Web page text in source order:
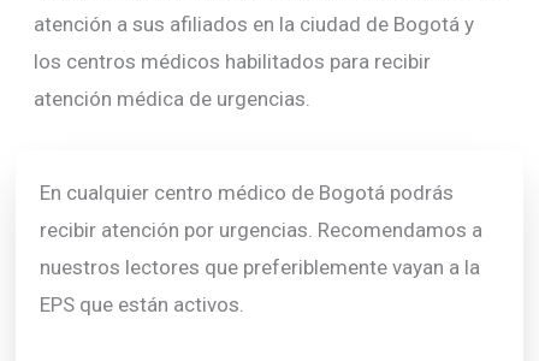
atención a sus afiliados en la ciudad de Bogotá y
los centros médicos habilitados para recibir
atención médica de urgencias.
En cualquier centro médico de Bogotá podrás
recibir atención por urgencias. Recomendamos a
nuestros lectores que preferiblemente vayan a la
EPS que están activos.